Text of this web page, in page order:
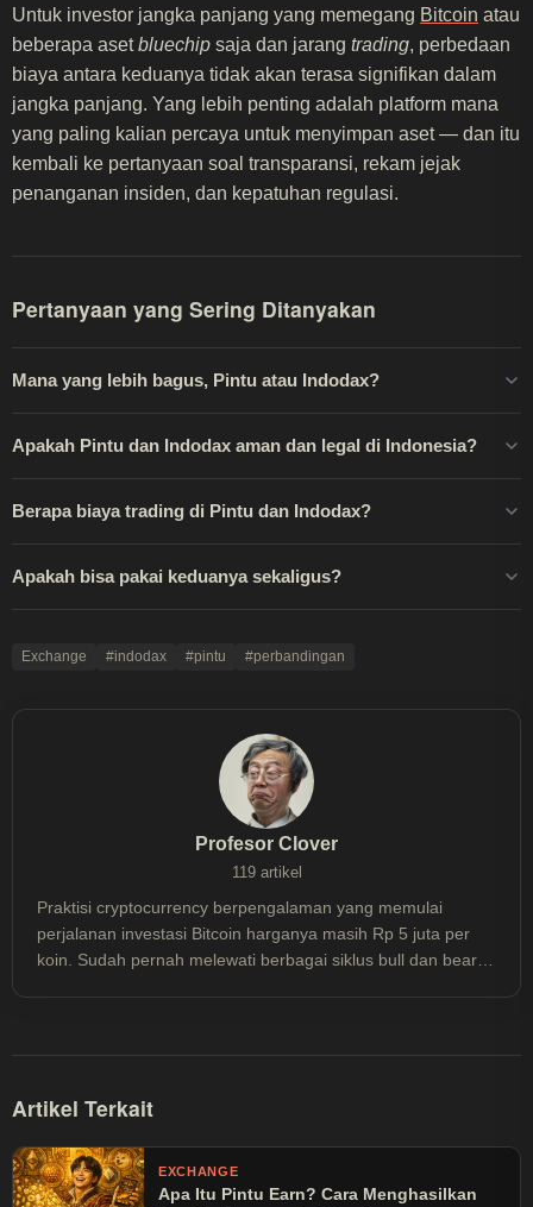
Untuk investor jangka panjang yang memegang Bitcoin atau
beberapa asetbluechip saja dan jarang trading, perbedaan
biaya antara keduanya tidak akan terasa signifikan dalam
jangka panjang. Yang lebih penting adalah platform mana
yang paling kalian percaya untuk menyimpan aset — dan itu
kembali ke pertanyaan soal transparansi, rekam jejak
penanganan insiden, dan kepatuhan regulasi.
Pertanyaan yang Sering Ditanyakan
Mana yang lebih bagus, Pintu atau Indodax?
Apakah Pintu dan Indodax aman dan legal di Indonesia?
Berapa biaya trading di Pintu dan Indodax?
Apakah bisa pakai keduanya sekaligus?
Exchange #indodax #pintu #perbandingan
Profesor Clover
119 artikel
Praktisi cryptocurrency berpengalaman yang memulai
perjalanan investasi Bitcoin harganya masih Rp 5 juta per
koin. Sudah pernah melewati berbagai siklus bull dan bear
ekosistem cryptocurrency secara menyeluruh. Kini fokus
pada strategi investasi Bitcoin jangka panjang, berbagi
pengetahuan teknis mulai dari cara kerja Bitcoin, teknologi
blockchain, hingga tutorial praktis penggunaan wallet dan
Artikel Terkait
EXCHANGE
Apa Itu Pintu Earn? Cara Menghasilkan